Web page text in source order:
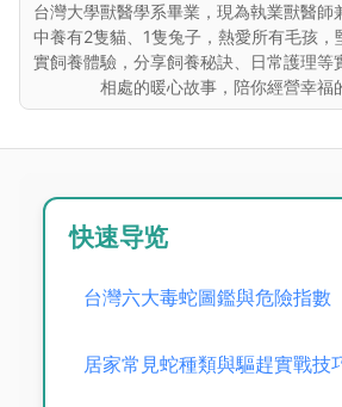
台灣大學獸醫學系畢業，現為執業獸醫師
中養有2隻貓、1隻兔子，熱愛所有毛孩，
實飼養體驗，分享飼養秘訣、日常護理等
相處的暖心故事，陪你經營幸福
快速导览
台灣六大毒蛇圖鑑與危險指數
居家常見蛇種類與驅趕實戰技